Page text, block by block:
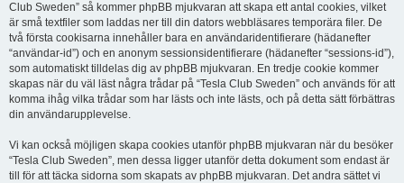
Club Sweden” så kommer phpBB mjukvaran att skapa ett antal cookies, vilket
är små textfiler som laddas ner till din dators webbläsares temporära filer. De
två första cookisarna innehåller bara en användaridentifierare (hädanefter
“användar-id”) och en anonym sessionsidentifierare (hädanefter “sessions-id”),
som automatiskt tilldelas dig av phpBB mjukvaran. En tredje cookie kommer
skapas när du väl läst några trådar på “Tesla Club Sweden” och används för att
komma ihåg vilka trådar som har lästs och inte lästs, och på detta sätt förbättras
din användarupplevelse.
Vi kan också möjligen skapa cookies utanför phpBB mjukvaran när du besöker
“Tesla Club Sweden”, men dessa ligger utanför detta dokument som endast är
till för att täcka sidorna som skapats av phpBB mjukvaran. Det andra sättet vi